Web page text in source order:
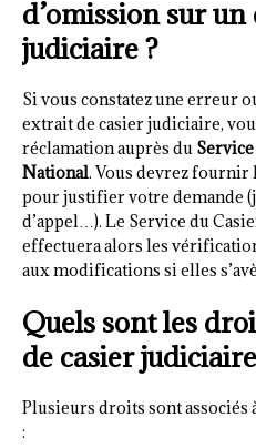
d’omission sur
judiciaire ?
Si vous constatez une erreur
extrait de casier judiciaire,
réclamation auprès du
National. Vous devrez fournir
pour justifier votre demande
d’appel…). Le Service du
effectuera alors les
aux modifications si elles
Quels sont les
de casier
Plusieurs droits sont associés
: